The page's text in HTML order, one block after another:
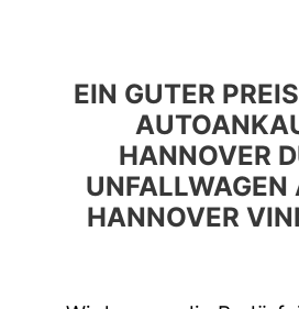
EIN GUTER
HANNOVER
UNFALLWAGEN
HANNOVER